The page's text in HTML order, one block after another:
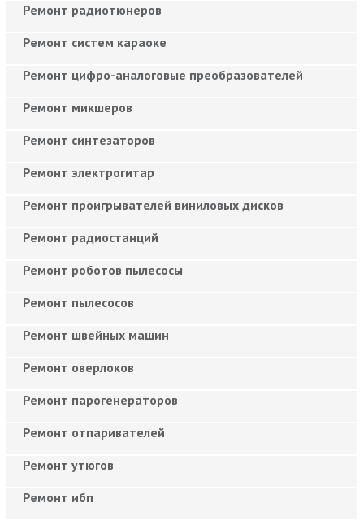
Ремонт радиотюнеров
Ремонт систем караоке
Ремонт цифро-аналоговые преобразователей
Ремонт микшеров
Ремонт синтезаторов
Ремонт электрогитар
Ремонт проигрывателей виниловых дисков
Ремонт радиостанций
Ремонт роботов пылесосы
Ремонт пылесосов
Ремонт швейных машин
Ремонт оверлоков
Ремонт парогенераторов
Ремонт отпаривателей
Ремонт утюгов
Ремонт ибп